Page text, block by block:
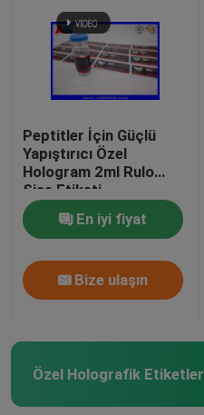
Peptitler İçin Güçlü
Yapıştırıcı Özel
Hologram 2ml Rulo
Şişe Etiketi
En iyi fiyat
Bize ulaşın
Özel Holografik Etiketler